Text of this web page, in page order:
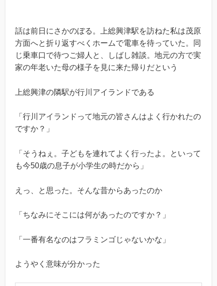
話は前日にさかのぼる。上総興津駅を訪ねた私は茂原
方面へと折り返すべくホームで電車を待っていた。同
じ乗車口で待つご婦人と、しばし雑談。地元の方で実
家の年老いた母の様子を見に来た帰りだという
上総興津の隣駅が行川アイランドである
「行川アイランドって地元の皆さんはよく行かれたの
ですか？」
「そうねぇ。子どもを連れてよく行ったよ。といって
も今50歳の息子が小学生の時だから」
えっ、と思った。そんな昔からあったのか
「ちなみにそこには何があったのですか？」
「一番有名なのはフラミンゴじゃないかな」
ようやく意味が分かった